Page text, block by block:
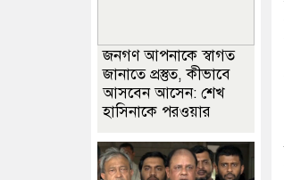
জনগণ আপনাকে স্বাগত
জানাতে প্রস্তুত, কীভাবে
আসবেন আসেন: শেখ
হাসিনাকে পরওয়ার